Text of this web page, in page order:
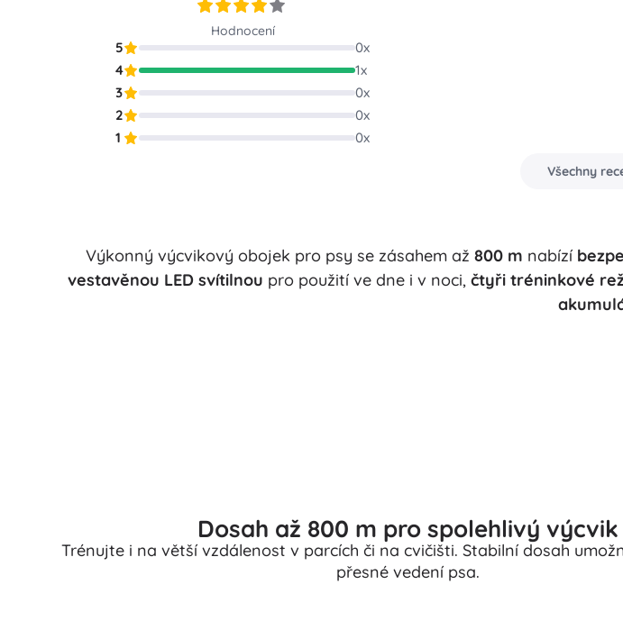
Hodnocení
5 0x
4
1x
3
0x
2
0x
1
0x
Všechny
Výkonný výcvikový obojek pro psy se zásahem až 800 m nabízí
vestavěnou LED svítilnou pro použití ve dne i v noci, čtyři tréninkové
Dosah až 800 m pro spolehlivý výcvik
Trénujte i na větší vzdálenost v parcích či na cvičišti. Stabilní dosah
přesné vedení psa.